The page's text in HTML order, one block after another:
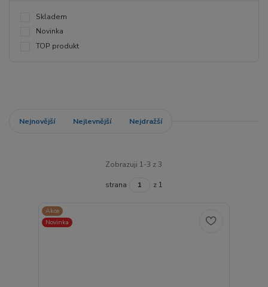
Skladem
Novinka
TOP produkt
Nejnovější Nejlevnější Nejdražší
Zobrazuji 1-3 z 3
strana z 1
Akce
Novinka